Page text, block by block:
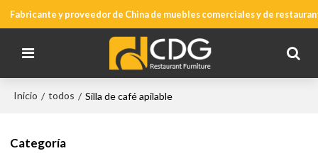
Fabricante y proveedor de China de muebles comerciales y de
Inicio / todos / Silla de café apilable
Categoría